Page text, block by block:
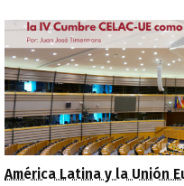
América Latina y la Unión